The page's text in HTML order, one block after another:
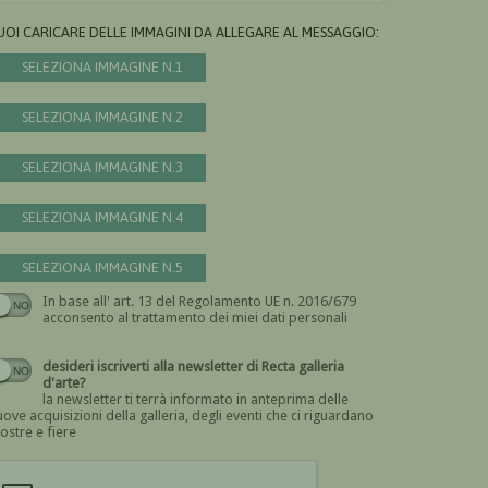
CARICARE DELLE IMMAGINI DA ALLEGARE AL MESSAGGIO:
SELEZIONA IMMAGINE N.1
SELEZIONA IMMAGINE N.2
SELEZIONA IMMAGINE N.3
SELEZIONA IMMAGINE N.4
SELEZIONA IMMAGINE N.5
In base all' art. 13 del Regolamento UE n. 2016/679
acconsento al trattamento dei miei dati personali
Devi dare il consenso
desideri iscriverti alla newsletter di Recta galleria
d'arte?
la newsletter ti terrà informato in anteprima delle
acquisizioni della galleria, degli eventi che ci riguardano
e fiere